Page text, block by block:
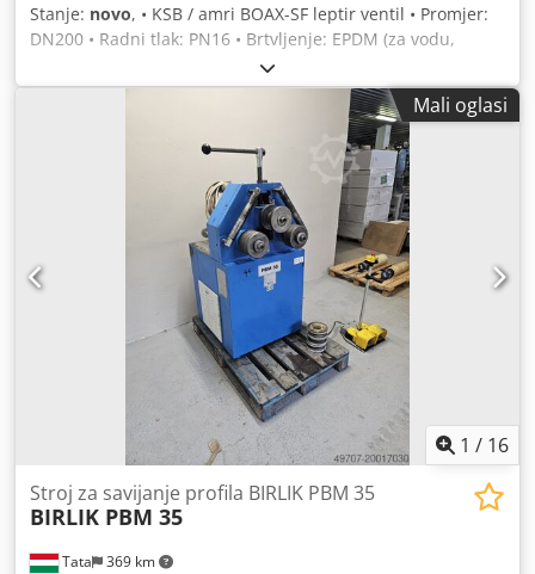
Stanje: novo, • KSB / amri BOAX-SF leptir ventil • Promjer:
DN200 • Radni tlak: PN16 • Brtvljenje: EPDM (za vodu,
HVAC, industriju, protupožarnu zaštitu) • Raspon
temperature: do 130°C • Materijal: nodularno lijevano
željezo s epoksidnim premazom • Pogon: ručna poluga s
mogućnošću blokade položaja • Ventili nekorišteni,
skladištenje, godina proizvodnje 2021 • Spremni za rad,
100% ispravni • Idealno za vodoinstalacije, industrijske,
hidrantske i protupožarne sustave. - CIJENA SE ODNOSI NA
1 VENTIL. Dcodpfxjxyq Ics Aivsk
Mali oglasi
1 / 16
Tata 369 km
Stroj za savijanje profila BIRLIK PBM 35
BIRLIK PBM 35